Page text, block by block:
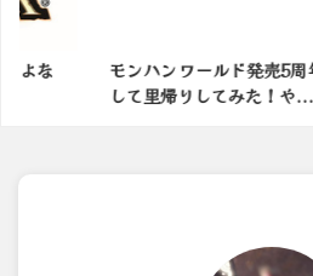
年を記念
ついに！！イァンク
場！！【モンハンワイ